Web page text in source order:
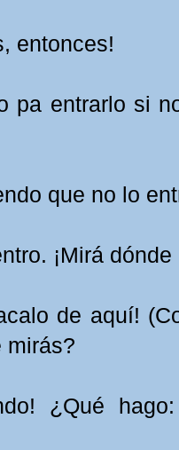
entonces!
pa entrarlo si
que no lo
¡Mirá
de aquí!
mirás?
¿Qué